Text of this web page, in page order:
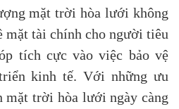
mặt trời hòa lưới không
tài chính cho người tiêu
tích cực vào việc bảo vệ
kinh tế. Với những ưu
mặt trời hòa lưới ngày càng